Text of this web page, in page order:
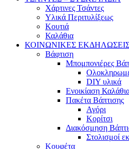
Χάρτινες Τσάντες
Υλικά Περιτυλίξεως
Κουτιά
Καλάθια
ΚΟΙΝΩΝΙΚΕΣ
Βάφτιση
Μπομπονιέρες
DIY υλικά
Ενοικίαση
Πακέτα Βάπτισης
Αγόρι
Κορίτσι
Διακόσμηση
Στολισμοί
Κουφέτα